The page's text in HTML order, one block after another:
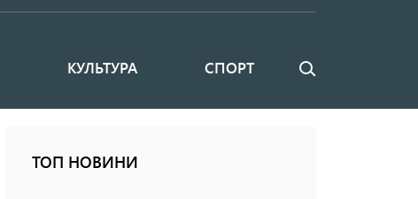
КУЛЬТУРА СПОРТ Поиск
ТОП НОВИНИ